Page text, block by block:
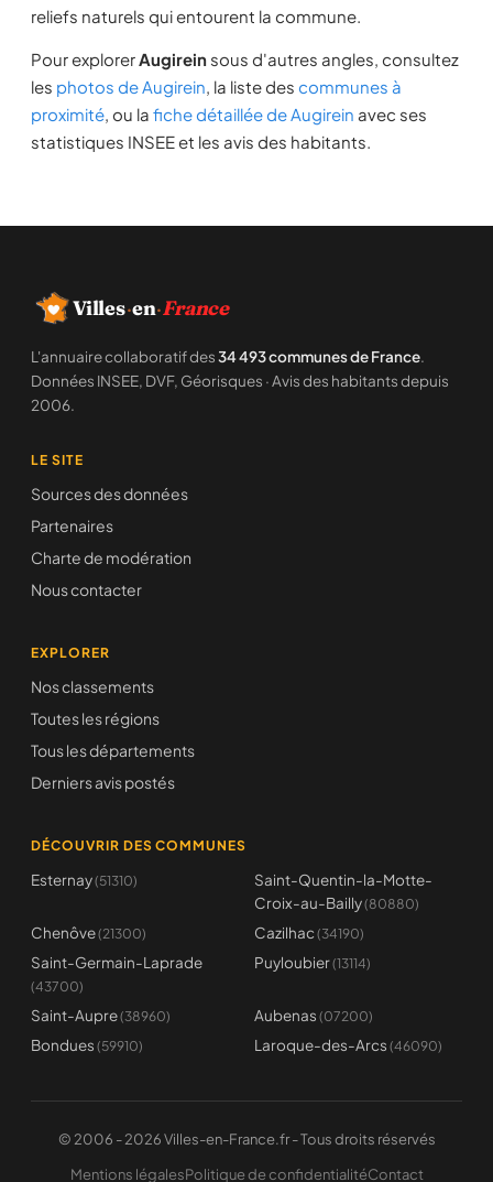
reliefs naturels qui entourent la commune.
Pour explorerAugirein sous d'autres angles, consultez
les photos de Augirein, la liste des communes à
proximité, ou la fiche détaillée de Augirein avec ses
statistiques INSEE et les avis des habitants.
Villes·en·France
L'annuaire collaboratif des34 493 communes de France.
Données INSEE, DVF, Géorisques · Avis des habitants depuis
2006.
LE SITE
Sources des données
Partenaires
Charte de modération
Nous contacter
EXPLORER
Nos classements
Toutes les régions
Tous les départements
Derniers avis postés
DÉCOUVRIR DES COMMUNES
Esternay(51310)
Saint-Quentin-la-Motte-
Croix-au-Bailly(80880)
Chenôve(21300) Cazilhac (34190)
Saint-Germain-Laprade
(43700)
Puyloubier(13114)
Saint-Aupre(38960) Aubenas (07200)
Bondues (59910) Laroque-des-Arcs (46090)
© 2006 - 2026 Villes-en-France.fr - Tous droits réservés
Mentions légalesPolitique de confidentialitéContact